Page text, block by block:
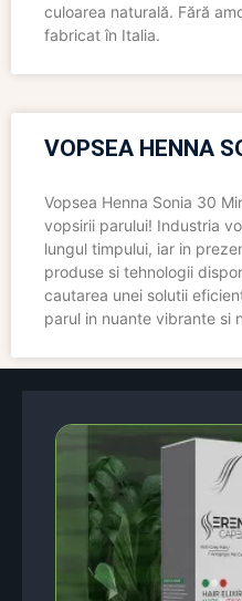
culoarea naturală. Fără
fabricat în Italia.
VOPSEA HENNA
Vopsea Henna Sonia 30
vopsirii parului! Industria
lungul timpului, iar in
produse si tehnologii
cautarea unei solutii
parul in nuante vibrante si